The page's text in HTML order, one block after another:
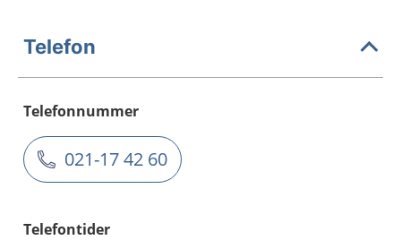
Telefon
Telefonnummer
021-17 42 60
Telefontider